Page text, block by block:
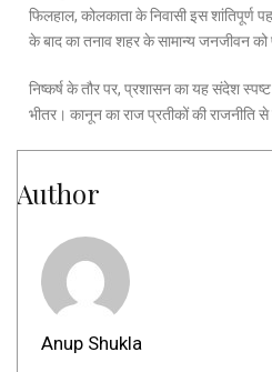
फिलहाल, कोलकाता के निवासी इस शांतिपूर्ण
के बाद का तनाव शहर के सामान्य जनजीवन को
निष्कर्ष के तौर पर, प्रशासन का यह संदेश
भीतर। कानून का राज प्रतीकों की राजनीति
Author
Anup Shukla